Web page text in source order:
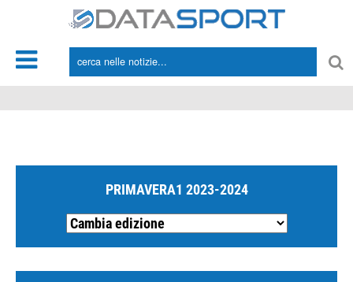
PRIMAVERA1 2023-2024